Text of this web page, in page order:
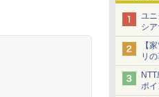
ユ
シ
シ
【
リ
ポイ